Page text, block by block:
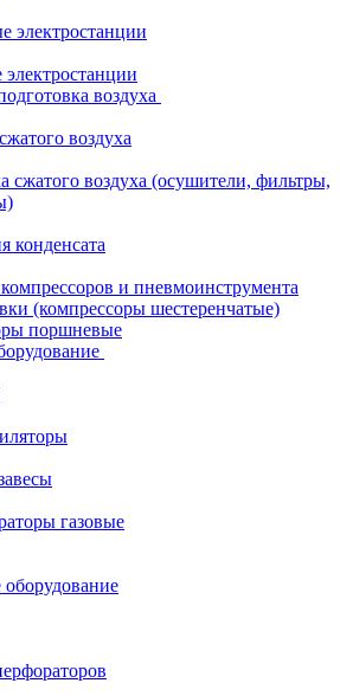
электростанции
воздуха
воздуха
сжатого воздуха (осушители, фильтры,
конденсата
и пневмоинструмента
(компрессоры шестеренчатые)
поршневые
газовые